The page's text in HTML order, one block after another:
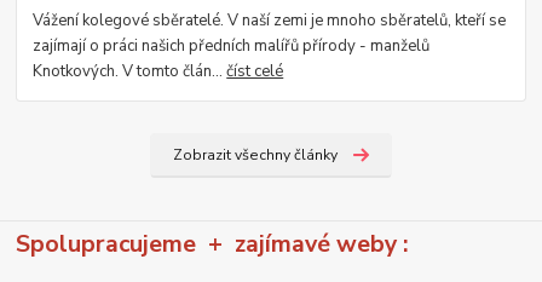
Vážení kolegové sběratelé. V naší zemi je mnoho sběratelů, kteří se
zajímají o práci našich předních malířů přírody - manželů
Knotkových. V tomto člán...číst celé
Zobrazit všechny články
Spolupracujeme + zajímavé weby :